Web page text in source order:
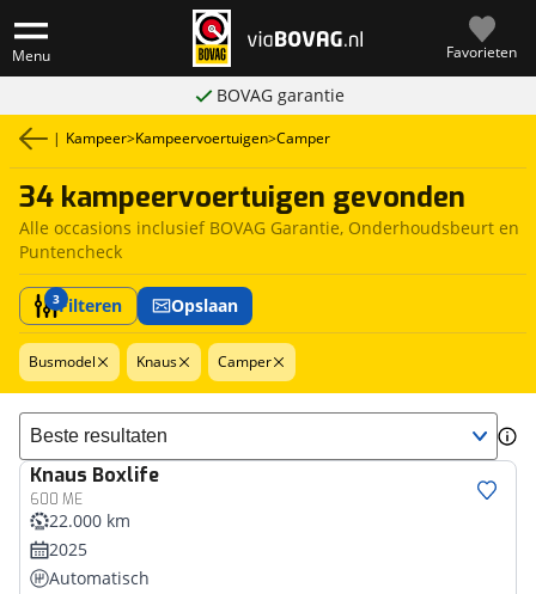
Menu Favorieten
BOVAG garantie
| Kampeer>Kampeervoertuigen>Camper
34 kampeervoertuigen gevonden
Alle occasions inclusief BOVAG Garantie, Onderhoudsbeurt en
Puntencheck
3Filteren Opslaan
Busmodel Knaus Camper
Sorteer resultaten
Knaus Boxlife
600 ME
22.000 km
2025
Automatisch